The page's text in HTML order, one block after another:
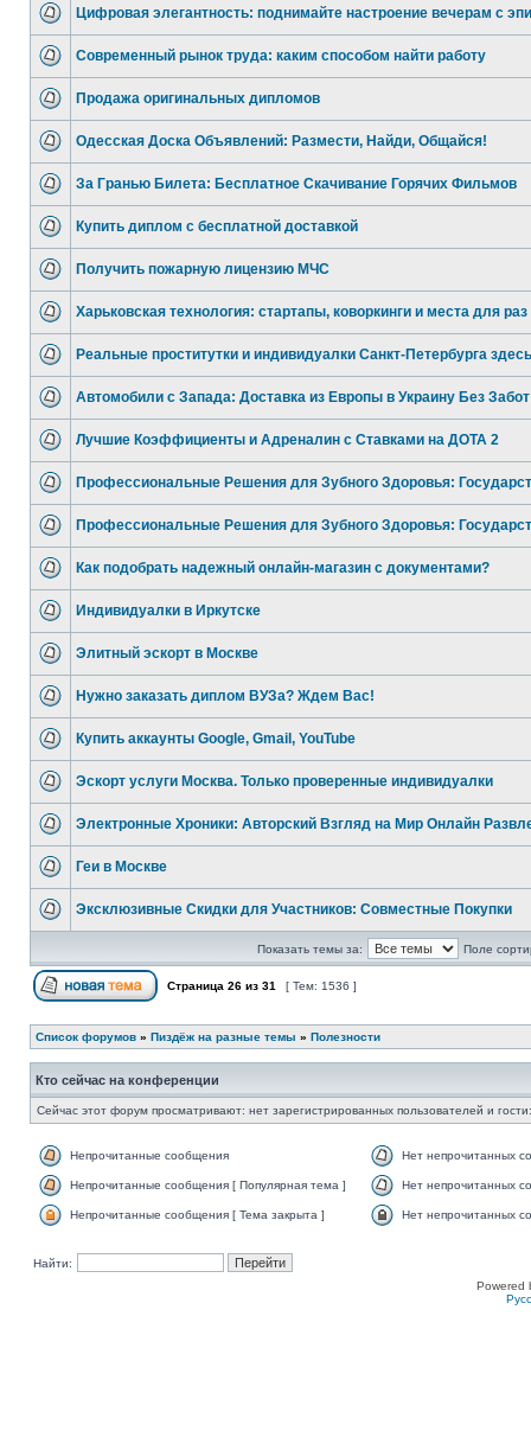
Цифровая элегантность: поднимайте настроение вечерам с
Современный рынок труда: каким способом найти работу
Продажа оригинальных дипломов
Одесская Доска Объявлений: Размести, Найди, Общайся!
За Гранью Билета: Бесплатное Скачивание Горячих Фильмов
Купить диплом с бесплатной доставкой
Получить пожарную лицензию МЧС
Харьковская технология: стартапы, коворкинги и места для раз
Реальные проститутки и индивидуалки Санкт-Петербурга здесь
Автомобили с Запада: Доставка из Европы в Украину Без Забот
Лучшие Коэффициенты и Адреналин с Ставками на ДОТА 2
Профессиональные Решения для Зубного Здоровья:
Профессиональные Решения для Зубного Здоровья:
Как подобрать надежный онлайн-магазин с документами?
Индивидуалки в Иркутске
Элитный эскорт в Москве
Нужно заказать диплом ВУЗа? Ждем Вас!
Купить аккаунты Google, Gmail, YouTube
Эскорт услуги Москва. Только проверенные индивидуалки
Электронные Хроники: Авторский Взгляд на Мир Онлайн
Геи в Москве
Эксклюзивные Скидки для Участников: Совместные Покупки
Показать темы за: Поле
Страница 26 из 31 [ Тем: 1536 ]
Список форумов » Пиздёж на разные темы » Полезности
Кто сейчас на конференции
Сейчас этот форум просматривают: нет зарегистрированных пользователей и
Непрочитанные сообщения Нет непрочитанных
Непрочитанные сообщения [ Популярная тема ] Нет непрочитанных
Непрочитанные сообщения [ Тема закрыта ] Нет непрочитанных
Найти:
Powered